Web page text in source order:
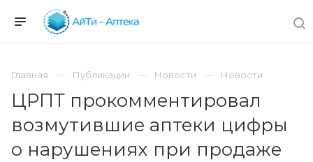
Главная Публикации Новости Новости
ЦРПТ прокомментировал
возмутившие аптеки цифры
о нарушениях при продаже